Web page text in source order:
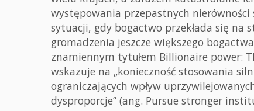
występowania przepastnych nierówności
sytuacji, gdy bogactwo przekłada się na
gromadzenia jeszcze większego
znamiennym tytułem Billionaire power:
wskazuje na „konieczność stosowania
ograniczających wpływ
dysproporcje” (ang. Pursue stronger